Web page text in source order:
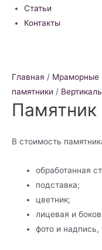
Статьи
Контакты
Главная / Мраморные
памятники /
В стоимость
обработанная
подставка;
цветник;
лицевая и
фото и надпись,